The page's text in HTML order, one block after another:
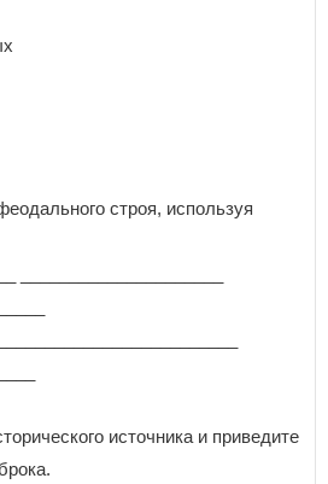
строя, используя
источника и приведите